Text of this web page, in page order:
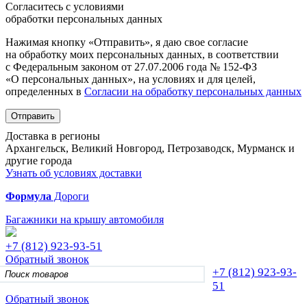
Согласитесь с условиями
обработки персональных данных
Нажимая кнопку «Отправить», я даю свое согласие
на обработку моих персональных данных, в соответствии
с Федеральным законом от 27.07.2006 года № 152-ФЗ
«О персональных данных», на условиях и для целей,
определенных в Согласии на обработку персональных данных
Отправить
Доставка в регионы
Архангельск, Великий Новгород, Петрозаводск, Мурманск и
другие города
Узнать об условиях доставки
Формула Дороги
Багажники на крышу автомобиля
+7 (812) 923-93-51
Обратный звонок
+7 (812) 923-93-
51
Обратный звонок